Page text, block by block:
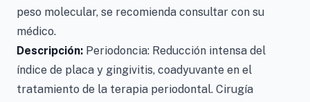
peso molecular, se recomienda consultar con su
médico.
Descripción: Periodoncia: Reducción intensa del
índice de placa y gingivitis, coadyuvante en el
tratamiento de la terapia periodontal. Cirugía